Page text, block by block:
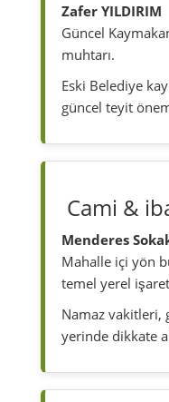
Zafer YILDIRIM
Güncel
muhtarı.
Eski Belediye
güncel teyit
Cami &
Menderes
Mahalle içi yön
temel yerel
Namaz vakitleri,
yerinde dikkate